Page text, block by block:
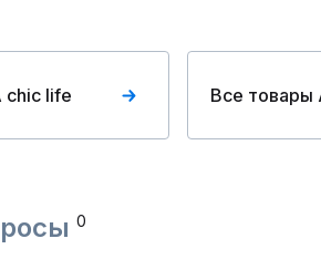
chic life Все товары
0